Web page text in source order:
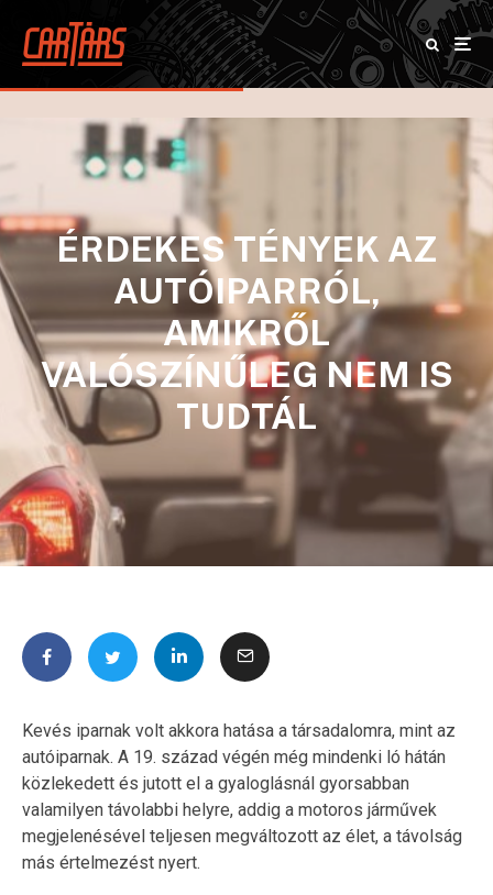
ÉRDEKES TÉNYEK AZ
AUTÓIPARRÓL,
AMIKRŐL
VALÓSZÍNŰLEG NEM IS
TUDTÁL
Kevés iparnak volt akkora hatása a társadalomra, mint az
autóiparnak. A 19. század végén még mindenki ló hátán
közlekedett és jutott el a gyaloglásnál gyorsabban
valamilyen távolabbi helyre, addig a motoros járművek
megjelenésével teljesen megváltozott az élet, a távolság
más értelmezést nyert.